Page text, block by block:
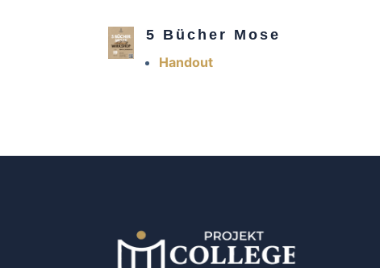
5 Bücher Mose
Handout